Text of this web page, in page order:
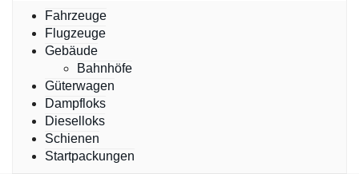
Fahrzeuge
Flugzeuge
Gebäude
Bahnhöfe
Güterwagen
Dampfloks
Dieselloks
Schienen
Startpackungen